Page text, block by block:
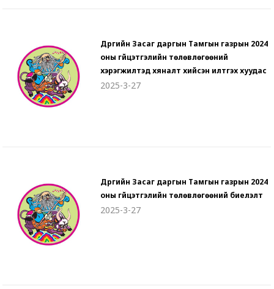
Дүүргийн Засаг даргын Тамгын газрын 2024
оны гүйцэтгэлийн төлөвлөгөөний
хэрэгжилтэд хяналт хийсэн илтгэх хуудас
2025-3-27
Дүүргийн Засаг даргын Тамгын газрын 2024
оны гүйцэтгэлийн төлөвлөгөөний биелэлт
2025-3-27